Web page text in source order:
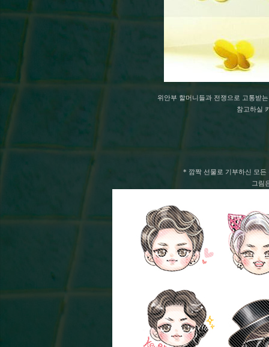
위안부 할머니들과 전쟁으로 고통받
참고하실
* 깜짝 선물로 기부하신 모든
그림